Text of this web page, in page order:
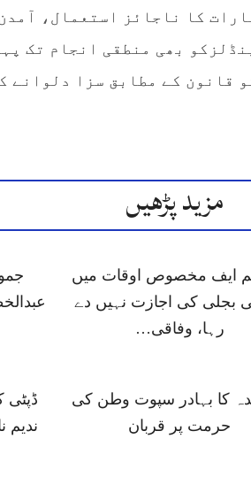
کا ناجائز استعمال،
بھی منطقی انجام تک
قانون کے مطابق سزا دلوانے
مزید پڑھیں
ایف مخصوص اوقات میں
بجلی کی اجازت نہیں دے
رہا، وفاقی…
کا بہادر سپوت وطن کی
حرمت پر قربان
ڈپٹی
ندیم